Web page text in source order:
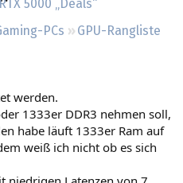
RTX 5000 „Deals“
PCs
GPU-Rangliste
werden.
1333er DDR3 nehmen soll,
habe läuft 1333er Ram auf
weiß ich nicht ob es sich